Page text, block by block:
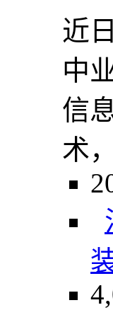
近
中
信
术